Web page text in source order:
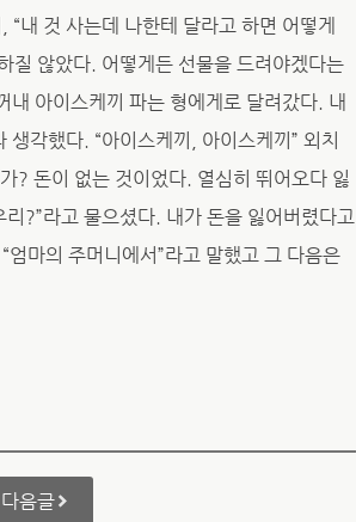
내 것 사는데 나한테 달라고 하면 어떻게
질 않았다. 어떻게든 선물을 드려야겠다는
내 아이스케끼 파는 형에게로 달려갔다. 내
각했다. “아이스케끼, 아이스케끼” 외치
? 돈이 없는 것이었다. 열심히 뛰어오다 잃
?”라고 물으셨다. 내가 돈을 잃어버렸다고
마의 주머니에서”라고 말했고 그 다음은
다음글